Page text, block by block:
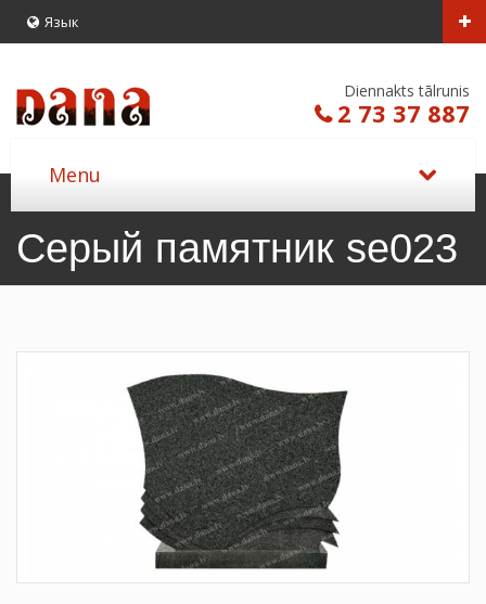
Язык
Diennakts tālrunis
2 73 37 887
Серый памятник se023